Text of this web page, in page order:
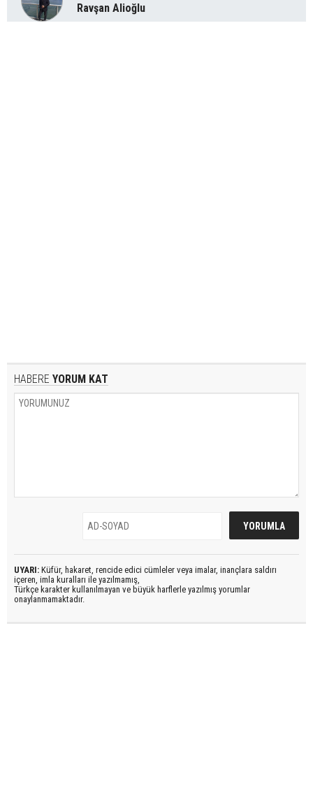
Ravşan Alioğlu
HABERE YORUM KAT
UYARI: Küfür, hakaret, rencide edici cümleler veya imalar, inançlara saldırı
içeren, imla kuralları ile yazılmamış,
Türkçe karakter kullanılmayan ve büyük harflerle yazılmış yorumlar
onaylanmamaktadır.